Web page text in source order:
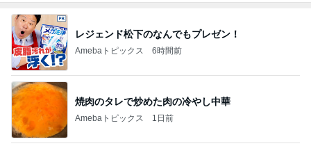
レジェンド松下のなんでもプレゼン！
Amebaトピックス 6時間前
焼肉のタレで炒めた肉の冷やし中華
Amebaトピックス 1日前